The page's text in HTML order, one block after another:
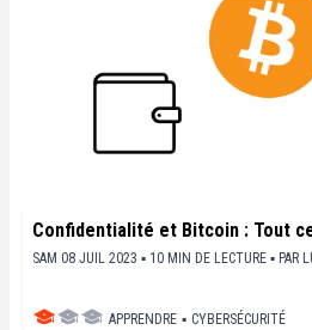
Confidentialité et Bitcoin : Tout
SAM 08 JUIL 2023 ▪ 10 MIN DE LECTURE ▪ PAR
APPRENDRE ▪ CYBERSÉCURITÉ